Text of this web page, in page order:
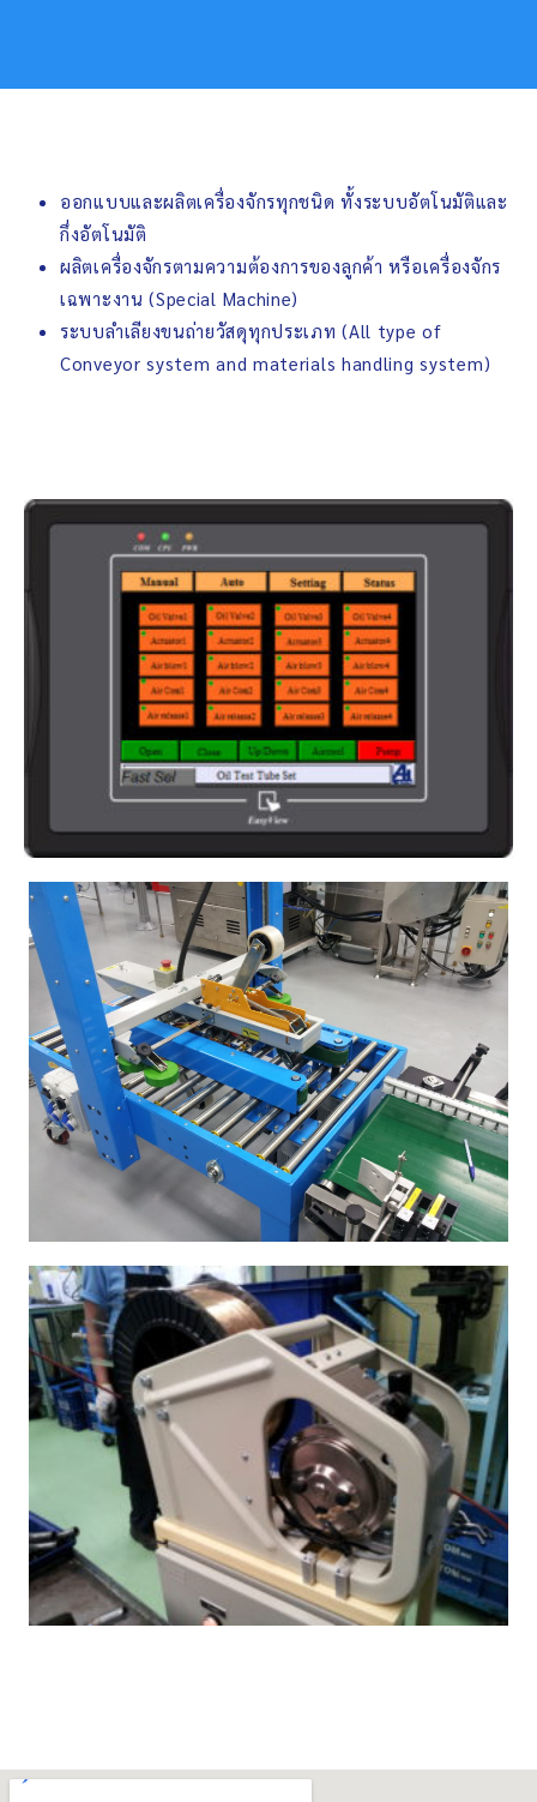
ออกแบบและผลิตเครื่องจักรทุกชนิด ทั้งระบบอัตโนมัติและ
กึ่งอัตโนมัติ
ผลิตเครื่องจักรตามความต้องการของลูกค้า หรือเครื่องจักร
เฉพาะงาน (Special Machine)
ระบบลำเลียงขนถ่ายวัสดุทุกประเภท (All type of
Conveyor system and materials handling system)